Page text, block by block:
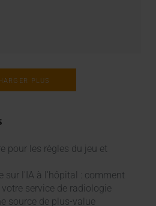
PLUS
pour les règles du jeu et
sur l'IA à l'hôpital : comment
service de radiologie
source de plus-value